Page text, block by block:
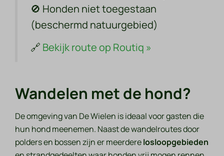
🚫 Honden niet toegestaan
(beschermd natuurgebied)
🔗 Bekijk route op Routiq »
Wandelen met de hond?
De omgeving van De Wielen is ideaal voor gasten die
hun hond meenemen. Naast de wandelroutes door
polders en bossen zijn er meerderelosloopgebieden